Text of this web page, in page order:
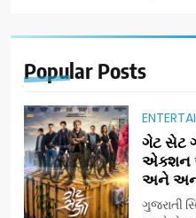
Popular Posts
ગેટ સેટ
એક્શન
અને
ગુજરાતી